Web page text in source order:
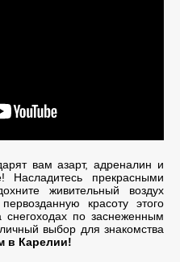
вам азарт, адреналин и
Насладитесь прекрасными
живительный воздух
красоту этого
по заснеженным
выбор для знакомства
в Карелии!